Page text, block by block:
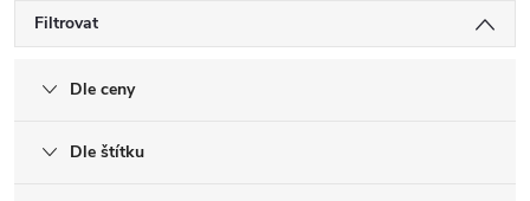
Filtrovat
Dle ceny
Dle štítku